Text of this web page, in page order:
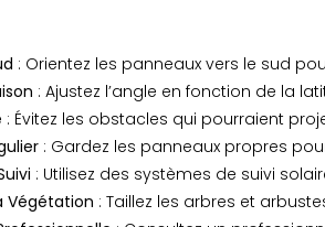
: Orientez les panneaux vers le sud
: Ajustez l’angle en fonction de la
: Évitez les obstacles qui pourraient
: Gardez les panneaux propres
: Utilisez des systèmes de suivi
Végétation : Taillez les arbres et